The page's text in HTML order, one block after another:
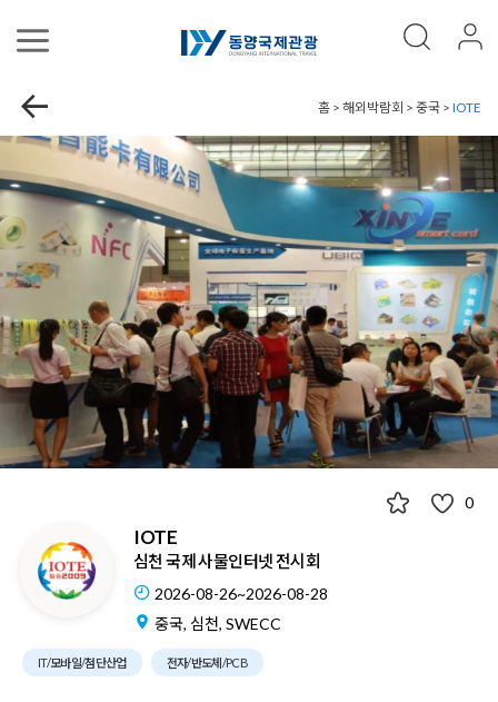
홈 > 해외박람회 > 중국 > IOTE
0
IOTE
심천 국제 사물인터넷 전시회
2026-08-26~2026-08-28
중국, 심천, SWECC
IT/모바일/첨단산업 전자/반도체/PCB